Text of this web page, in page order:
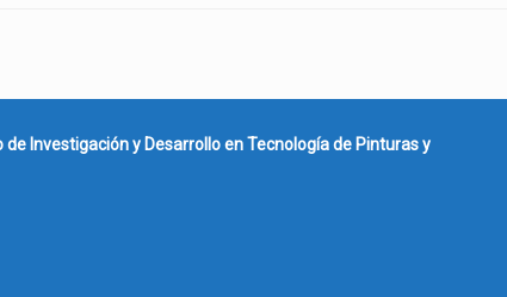
de Investigación y Desarrollo en Tecnología de Pinturas y